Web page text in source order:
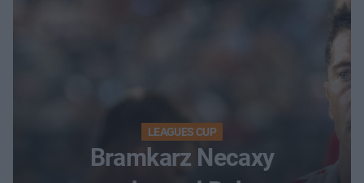
LEAGUES CUP
Bramkarz Necaxy